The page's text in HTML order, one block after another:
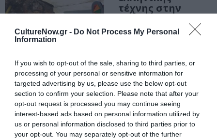
CultureNow.gr - Do Not Process My Personal
Information
If you wish to opt-out of the sale, sharing to third parties, or
processing of your personal or sensitive information for
targeted advertising by us, please use the below opt-out
section to confirm your selection. Please note that after your
opt-out request is processed you may continue seeing
interest-based ads based on personal information utilized by
us or personal information disclosed to third parties prior to
your opt-out. You may separately opt-out of the further
Ξεχωριστά / από
το Σήμερα και το
Χθες: Ομαδική
έκθεση στην
γκαλερί
Αστρολάβος –
Δεξαμενή
τέχνης στην